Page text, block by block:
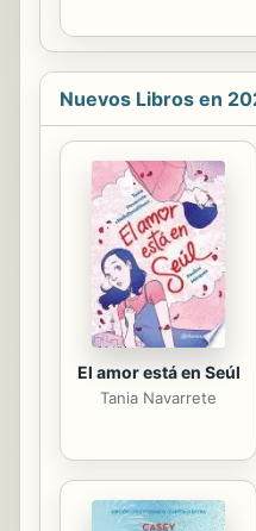
su
1904,
General
Nuevos Libros en
El amor está en Seúl
Tania Navarrete